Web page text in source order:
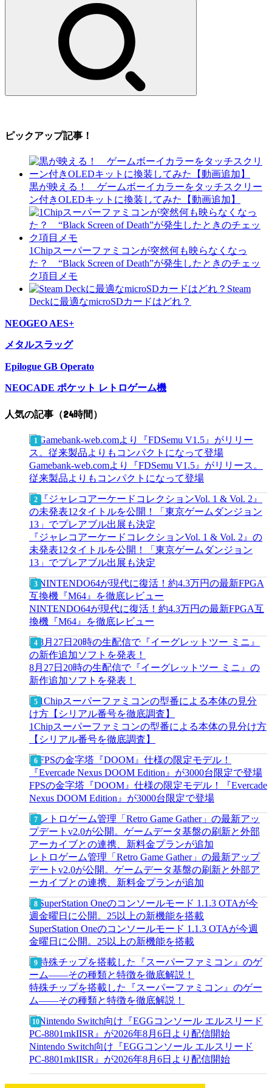
索:
ピックアップ記事！
黒が映える！ ゲームボーイカラーをタッチスクリー
ン付きOLEDキットに換装してみた【動画追加】
1Chipスーパーファミコンが突然何も映らなくなっ
た？ “Black Screen of Death”が発生したときのチェッ
ク項目メモ
Steam
Deckに最適なmicroSDカードはどれ？
NEOGEO AES+
メタルスラッグ
Epilogue GB Operato
NEOCADE ポケット レトロゲーム機
人気の記事（24時間）
Gamebank-web.comより『FDSemu V1.5』がリリース。
従来製品よりもコンパクトになって登場
『ジャレコアーケードコレクションVol. 1 & Vol. 2』の
未発表12タイトルを公開！「東京ゲームダンジョン
13」でプレアブル出展も決定
NINTENDO64が現代に復活！約4.3万円の最新FPGA互
換機『M64』を徹底レビュー
8月27日20時の生配信で『イーグレットツー ミニ』の
新作追加ソフトを発表！
1Chipスーパーファミコンの型番による本体の見分け方
【シリアル番号を徹底調査】
FPSの金字塔『DOOM』仕様の限定モデル！『Evercade
Nexus DOOM Edition』が3000台限定で登場
レトロゲーム管理「Retro Game Gather」の最新アップ
デートv2.0が公開。ゲームデータ基盤の刷新と外部ア
ーカイブとの連携、新料金プランが追加
SuperStation Oneのコンソールモード 1.1.3 OTAが今週
金曜日に公開。25以上の新機能を搭載
特殊チップを搭載した『スーパーファミコン』のゲー
ム――その種類と特徴を徹底解説！
Nintendo Switch向け『EGGコンソール エルスリード
PC-8801mkIISR』が2026年8月6日より配信開始